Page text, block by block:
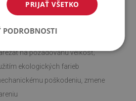
na požadovanú veľkosť;
ekologických farieb
poškodeniu, zmene
PRIJAŤ VŠETKO
PODROBNOSTI